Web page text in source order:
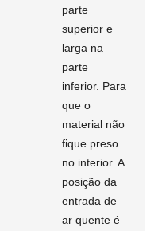
parte
superior e
larga na
parte
inferior. Para
que o
material não
fique preso
no interior. A
posição da
entrada de
ar quente é